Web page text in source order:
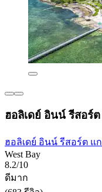
ฮอลิเดย์ อินน์ รีสอร์
ฮอลิเดย์ อินน์ รีสอร์ต แ
West Bay
8.2/10
ดีมาก